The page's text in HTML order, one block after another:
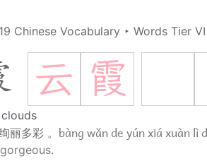
Chinese Vocabulary ‣ Words Tier
云 霞
丽多彩 。 bàng wǎn de yún xiá xuàn lì